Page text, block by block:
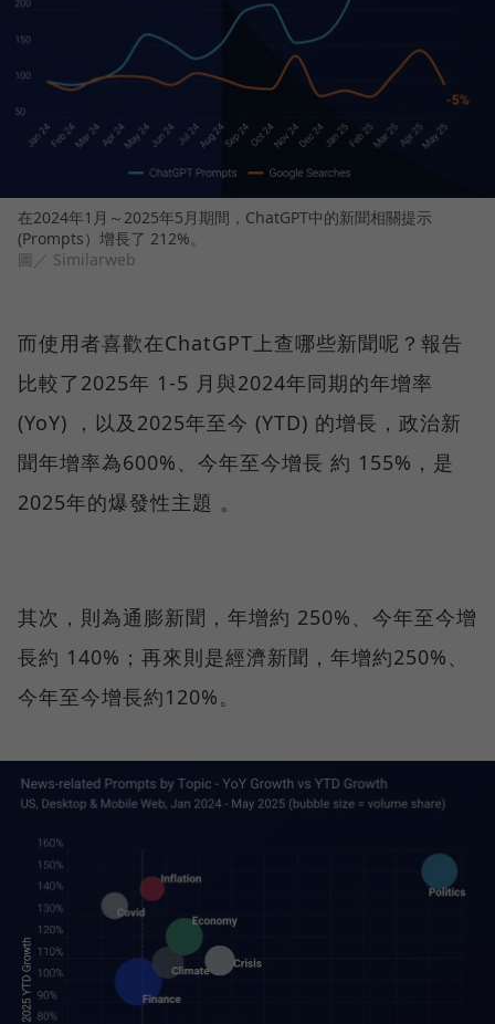
在2024年1月～2025年5月期間，ChatGPT中的新聞相關提示
(Prompts）增長了 212%。
圖／ Similarweb
而使用者喜歡在ChatGPT上查哪些新聞呢？報告
比較了2025年 1-5 月與2024年同期的年增率
(YoY) ，以及2025年至今 (YTD) 的增長，政治新
聞年增率為600%、今年至今增長 約 155%，是
2025年的爆發性主題 。
其次，則為通膨新聞，年增約 250%、今年至今增
長約 140%；再來則是經濟新聞，年增約250%、
今年至今增長約120%。